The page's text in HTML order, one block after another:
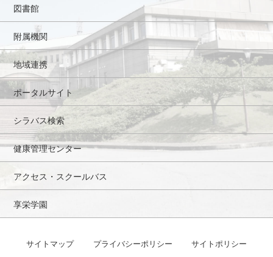
図書館
附属機関
地域連携
ポータルサイト
シラバス検索
健康管理センター
アクセス・スクールバス
享栄学園
サイトマップ プライバシーポリシー
サイトポリシー